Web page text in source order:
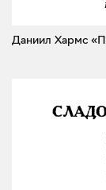
Даниил Хармс